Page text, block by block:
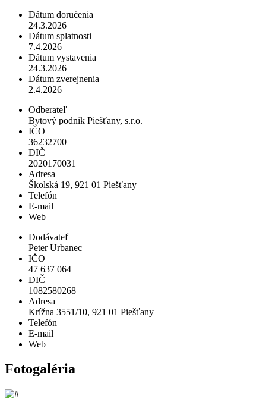
Dátum doručenia
24.3.2026
Dátum splatnosti
7.4.2026
Dátum vystavenia
24.3.2026
Dátum zverejnenia
2.4.2026
Odberateľ
Bytový podnik Piešťany, s.r.o.
IČO
36232700
DIČ
2020170031
Adresa
Školská 19, 921 01 Piešťany
Telefón
E-mail
Web
Dodávateľ
Peter Urbanec
IČO
47 637 064
DIČ
1082580268
Adresa
Krížna 3551/10, 921 01 Piešťany
Telefón
E-mail
Web
Fotogaléria